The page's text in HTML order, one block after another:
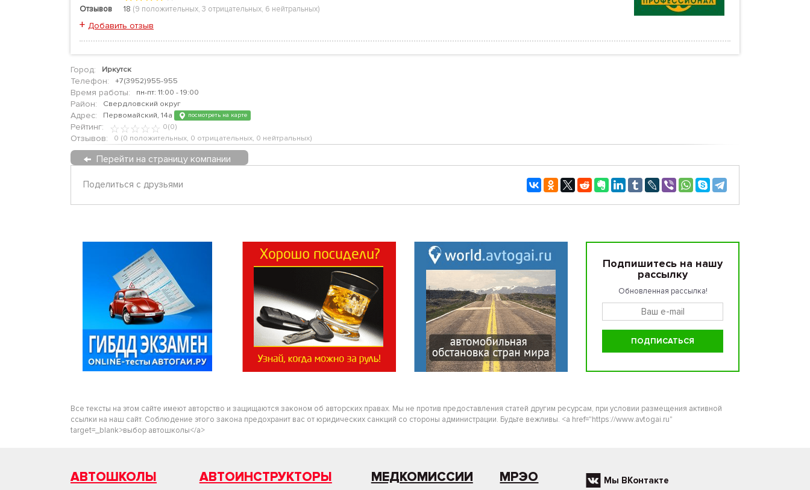
Отзывов
18 (9 положительных, 3 отрицательных, 6 нейтральных)
+ Добавить отзыв
Город: Иркутск
Телефон: +7(3952)955-955
Время работы: пн-пт: 11:00 - 19:00
Район: Свердловский округ
Адрес: Первомайский, 14а посмотреть на карте
Рейтинг: 0(0)
Отзывов: 0 (0 положительных, 0 отрицательных, 0 нейтральных)
Перейти на страницу компании
Поделиться с друзьями
Подпишитесь на нашу
рассылку
Обновленная рассылка!
Все тексты на этом сайте имеют авторство и защищаются законом об авторских правах. Мы не против предоставления статей другим ресурсам, при условии размещения активной
ссылки на наш сайт. Соблюдение этого закона предохранит вас от юридических санкций со стороны администрации. Будьте вежливы. <a href="https://www.avtogai.ru"
target=_blank>выбор автошколы</a>
АВТОШКОЛЫ АВТОИНСТРУКТОРЫ МЕДКОМИССИИ МРЭО Мы ВКонтакте